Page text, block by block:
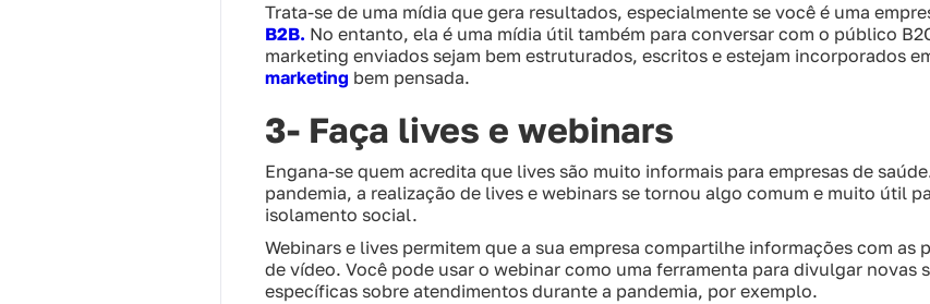
Trata-se de uma mídia que gera resultados, especialmente se você é uma
B2B. No entanto, ela é uma mídia útil também para conversar com o público
marketing enviados sejam bem estruturados, escritos e estejam incorporados
marketing bem pensada.
3- Faça lives e webinars
Engana-se quem acredita que lives são muito informais para empresas de
pandemia, a realização de lives e webinars se tornou algo comum e muito útil
isolamento social.
Webinars e lives permitem que a sua empresa compartilhe informações com as
de vídeo. Você pode usar o webinar como uma ferramenta para divulgar novas
específicas sobre atendimentos durante a pandemia, por exemplo.